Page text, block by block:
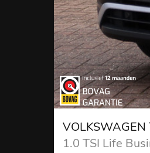
VOLKSWAGEN
1.0 TSI Life